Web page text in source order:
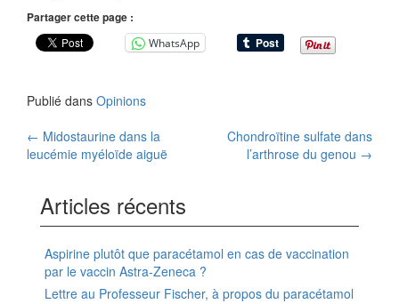
Partager cette page :
WhatsApp
Publié dans Opinions
Navigation
articles
← Midostaurine dans la
leucémie myéloïde aiguë
Chondroïtine sulfate dans
l’arthrose du genou →
Articles récents
Aspirine plutôt que paracétamol en cas de vaccination
par le vaccin Astra-Zeneca ?
Lettre au Professeur Fischer, à propos du paracétamol